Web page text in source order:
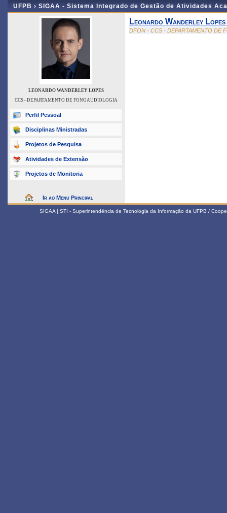
UFPB › SIGAA - Sistema Integrado de Gestão de Atividades
LEONARDO WANDERLEY LOPES
CCS - DEPARTAMENTO DE FONOAUDIOLOGIA
Perfil Pessoal
Disciplinas Ministradas
Projetos de Pesquisa
Atividades de Extensão
Projetos de Monitoria
Ir ao Menu Principal
Leonardo Wanderley Lopes
DFON - CCS - DEPARTAMENTO DE
SIGAA | STI - Superintendência de Tecnologia da Informação da UFPB /